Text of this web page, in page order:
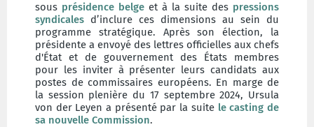
sous présidence belge et à la suite des pressions
syndicales d’inclure ces dimensions au sein du
programme stratégique. Après son élection, la
présidente a envoyé des lettres officielles aux chefs
d'État et de gouvernement des États membres
pour les inviter à présenter leurs candidats aux
postes de commissaires européens. En marge de
la session plenière du 17 septembre 2024, Ursula
von der Leyen a présenté par la suite le casting de
sa nouvelle Commission.